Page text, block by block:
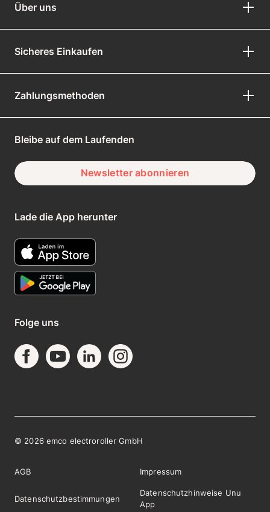
Über uns
Zahlungsmethoden
Sicheres Einkaufen
Bleibe auf dem Laufenden
Newsletter abonnieren
Lade die App herunter
Folge uns
© 2026 emco electroroller GmbH
AGB Impressum
Datenschutzbestimmungen
Datenschutzhinweise Unu
App